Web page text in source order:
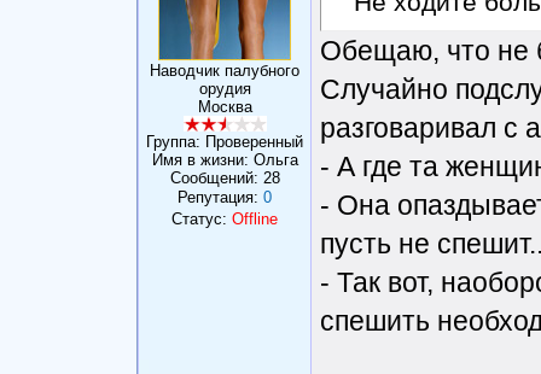
Наводчик палубного
орудия
Москва
Группа: Проверенный
Имя в жизни: Ольга
Сообщений: 28
Репутация: 0
Статус: Offline
Обещаю, что не
Случайно
разговаривал с
- А где та
- Она
пусть не
- Так вот,
спешить